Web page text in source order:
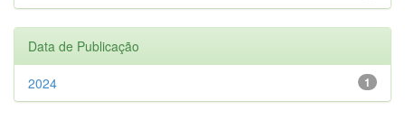
Data de Publicação
1
2024